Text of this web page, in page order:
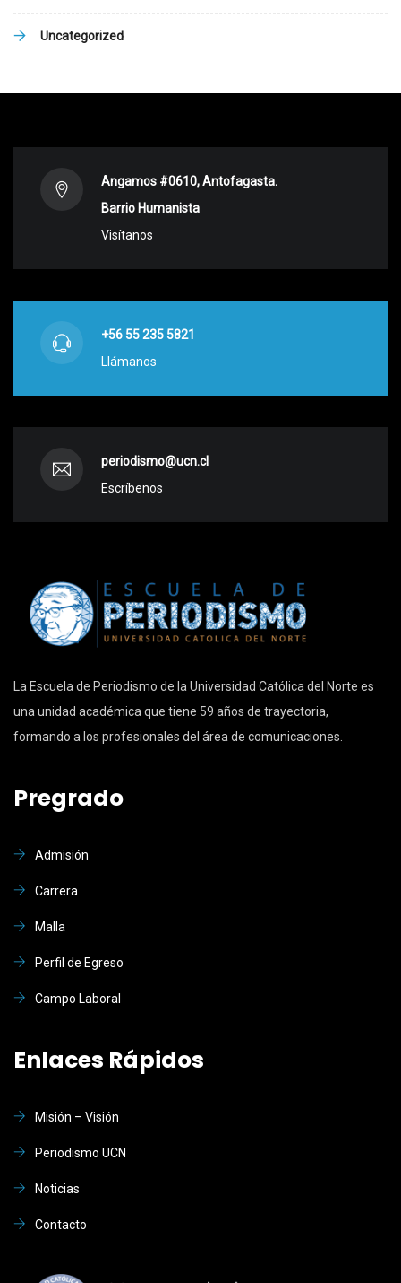
Uncategorized
Angamos #0610, Antofagasta.
Barrio Humanista
Visítanos
+56 55 235 5821
Llámanos
periodismo@ucn.cl
Escríbenos
La Escuela de Periodismo de la Universidad Católica del Norte es
una unidad académica que tiene 59 años de trayectoria,
formando a los profesionales del área de comunicaciones.
Pregrado
Admisión
Carrera
Malla
Perfil de Egreso
Campo Laboral
Enlaces Rápidos
Misión – Visión
Periodismo UCN
Noticias
Contacto